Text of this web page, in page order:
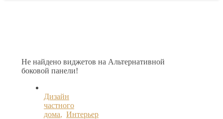
Не найдено виджетов на Альтернативной
боковой панели!
Дизайн
частного
дома, Интерьер